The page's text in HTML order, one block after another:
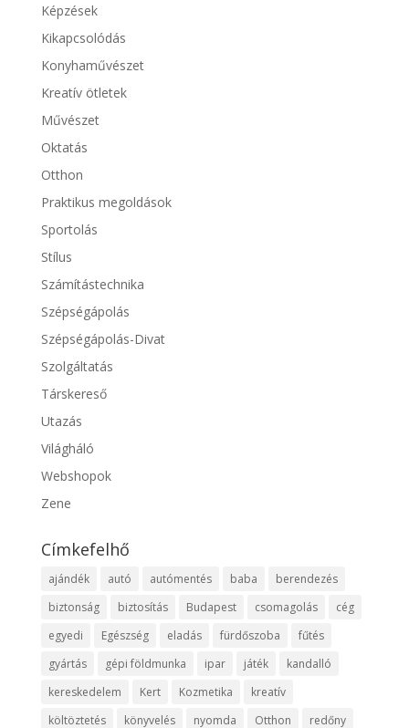
Képzések
Kikapcsolódás
Konyhaművészet
Kreatív ötletek
Művészet
Oktatás
Otthon
Praktikus megoldások
Sportolás
Stílus
Számítástechnika
Szépségápolás
Szépségápolás-Divat
Szolgáltatás
Társkereső
Utazás
Világháló
Webshopok
Zene
Címkefelhő
ajándék autó autómentés baba
berendezés
biztonság
biztosítás Budapest csomagolás
cég
egyedi
Egészség eladás fürdőszoba
fűtés
gyártás
gépi földmunka ipar játék
kandalló
kereskedelem
Kert Kozmetika
kreatív
költöztetés
könyvelés nyomda Otthon redőny